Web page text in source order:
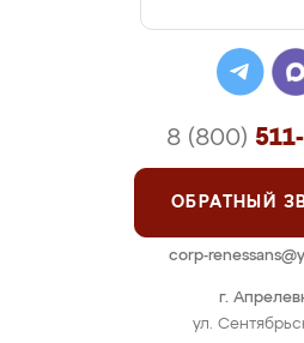
г.
ул.
8 (800)
ОБРАТНЫЙ
corp-